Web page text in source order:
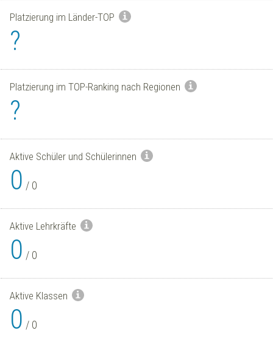
Platzierung im Länder-TOP
?
Platzierung im TOP-Ranking nach Regionen
?
Aktive Schüler und Schülerinnen
0 / 0
Aktive Lehrkräfte
0 / 0
Aktive Klassen
0 / 0